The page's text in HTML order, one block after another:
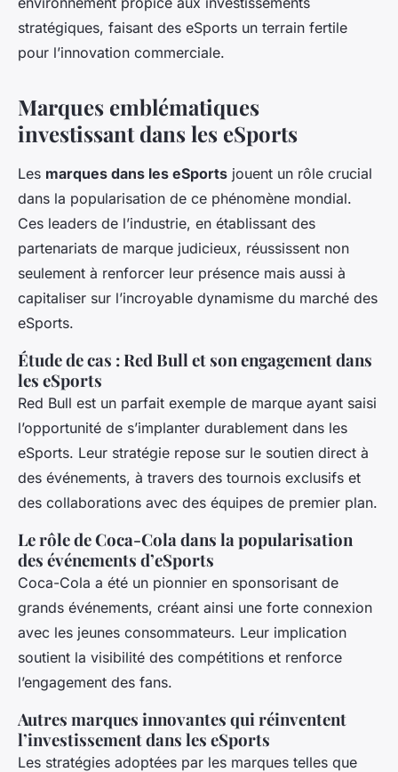
stratégiques, faisant des eSports un terrain fertile
pour l’innovation commerciale.
Marques emblématiques
investissant dans les eSports
Les marques dans les eSports jouent un rôle crucial
dans la popularisation de ce phénomène mondial.
Ces leaders de l’industrie, en établissant des
partenariats de marque judicieux, réussissent non
seulement à renforcer leur présence mais aussi à
capitaliser sur l’incroyable dynamisme du marché des
eSports.
Étude de cas : Red Bull et son engagement dans
les eSports
Red Bull est un parfait exemple de marque ayant saisi
l’opportunité de s’implanter durablement dans les
eSports. Leur stratégie repose sur le soutien direct à
des événements, à travers des tournois exclusifs et
des collaborations avec des équipes de premier plan.
Le rôle de Coca-Cola dans la popularisation
des événements d’eSports
Coca-Cola a été un pionnier en sponsorisant de
grands événements, créant ainsi une forte connexion
avec les jeunes consommateurs. Leur implication
soutient la visibilité des compétitions et renforce
l’engagement des fans.
Autres marques innovantes qui réinventent
l’investissement dans les eSports
Les stratégies adoptées par les marques telles que